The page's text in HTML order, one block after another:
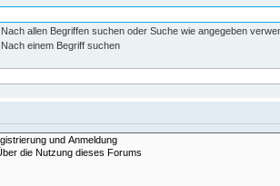
Nach allen Begriffen suchen oder Suche wie angegeben
Nach einem Begriff suchen